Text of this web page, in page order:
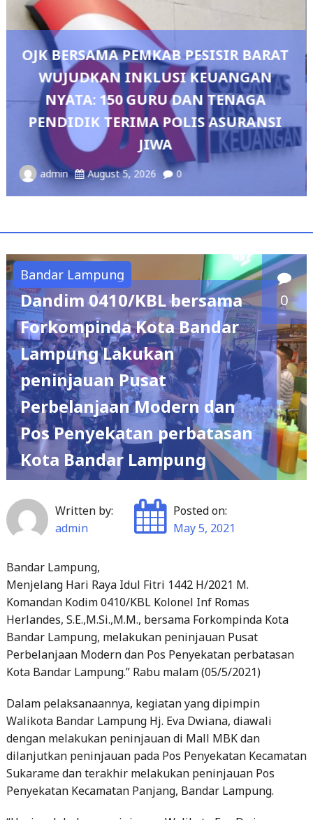
Pedang Pora Sambut Kombes
Sianipar, Babak Baru
Polresta Bandar Lampung
admin August 4, 2026
Bandar Lampung
0
Dandim 0410/KBL bersama
Forkompinda Kota Bandar
Lampung Lakukan
peninjauan Pusat
Perbelanjaan Modern dan
Pos Penyekatan perbatasan
Kota Bandar Lampung
Written by:
admin
Posted on:
May 5, 2021
Bandar Lampung,
Menjelang Hari Raya Idul Fitri 1442 H/2021 M.
Komandan Kodim 0410/KBL Kolonel Inf Romas
Herlandes, S.E.,M.Si.,M.M., bersama Forkompinda Kota
Bandar Lampung, melakukan peninjauan Pusat
Perbelanjaan Modern dan Pos Penyekatan perbatasan
Kota Bandar Lampung.” Rabu malam (05/5/2021)
Dalam pelaksanaannya, kegiatan yang dipimpin
Walikota Bandar Lampung Hj. Eva Dwiana, diawali
dengan melakukan peninjauan di Mall MBK dan
dilanjutkan peninjauan pada Pos Penyekatan Kecamatan
Sukarame dan terakhir melakukan peninjauan Pos
Penyekatan Kecamatan Panjang, Bandar Lampung.